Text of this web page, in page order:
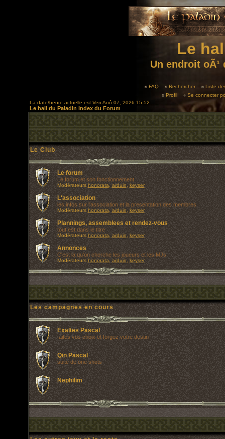
Le
Un endroit
FAQ Rechercher
Liste
Profil
Se connecter
La date/heure actuelle est Ven Aoû 07, 2026 15:52
Le hall du Paladin Index du Forum
Le Club
Le forum
Le forum et son fonctionnement
Modérateurs honorata ,arduin ,keyser
L'association
les infos sur l'association et la presentation des membres
Modérateurs honorata ,arduin ,keyser
Plannings, assemblees et rendez-vous
tout est dans le titre
Modérateurs honorata ,arduin ,keyser
Annonces
C'est la qu'on cherche les joueurs et les MJs
Modérateurs honorata ,arduin ,keyser
Les campagnes en cours
Exaltes Pascal
faites vos choix et forgez votre destin
Qin Pascal
suite de one shots
Nephilim